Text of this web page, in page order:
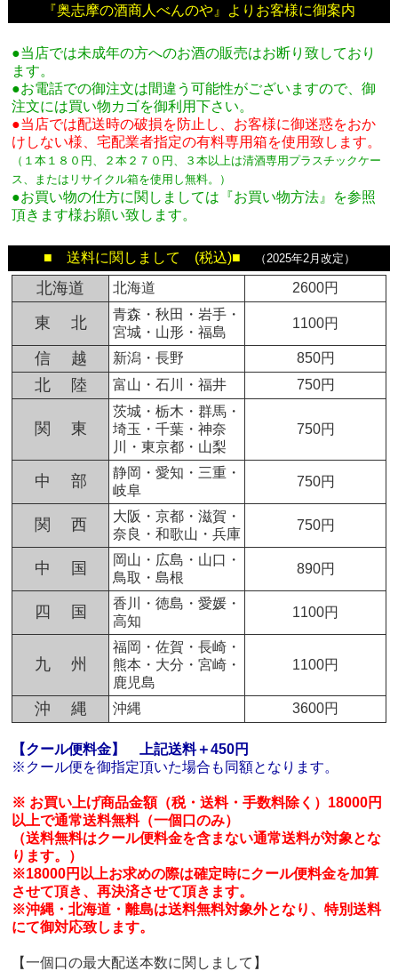
『奥志摩の酒商人べんのや』よりお客様に御案内
●当店では未成年の方へのお酒の販売はお断り致しており
ます。
●お電話での御注文は間違う可能性がございますので、御
注文には買い物カゴを御利用下さい。
●当店では配送時の破損を防止し、お客様に御迷惑をおか
けしない様、宅配業者指定の有料専用箱を使用致します。
（１本１８０円、２本２７０円、３本以上は清酒専用プラスチックケー
ス、またはリサイクル箱を使用し無料。
）
●お買い物の仕方に関しましては『お買い物方法』を参照
頂きます様お願い致します。
■ 送料に関しまして (税込)■ （2025年2月改定）
北海道 北海道 2600円
東 北
青森・秋田・岩手・
宮城・山形・福島
1100円
信 越 新潟・長野 850円
北 陸 富山・石川・福井 750円
関 東
茨城・栃木・群馬・
埼玉・千葉・神奈
川・東京都・山梨
750円
中 部
静岡・愛知・三重・
岐阜
750円
関 西
大阪・京都・滋賀・
奈良・和歌山・兵庫
750円
中 国
岡山・広島・山口・
鳥取・島根
890円
四 国
香川・徳島・愛媛・
高知
1100円
九 州
福岡・佐賀・長崎・
熊本・大分・宮崎・
鹿児島
1100円
沖 縄 沖縄 3600円
【クール便料金】
上記送料＋450円
※クール便を御指定頂いた場合も同額となります。
※ お買い上げ商品金額（税・送料・手数料除く）18000円
以上で通常送料無料（一個口のみ）
（送料無料はクール便料金を含まない通常送料が対象とな
ります。）
※18000円以上お求めの際は確定時にクール便料金を加算
させて頂き、再決済させて頂きます。
※沖縄・北海道・離島は送料無料対象外となり、特別送料
にて御対応致します。
【一個口の最大配送本数に関しまして】